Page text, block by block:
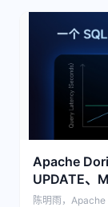
Apache
UPDATE、
陈明雨，